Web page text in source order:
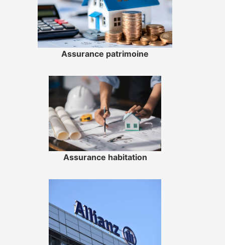
Assurance patrimoine
Assurance habitation